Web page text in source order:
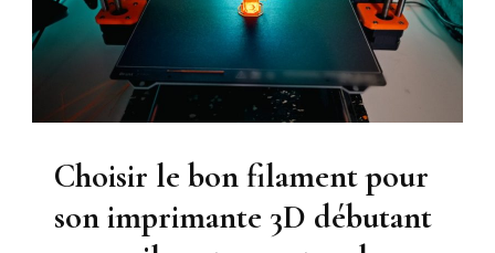
Choisir le bon filament pour
son imprimante 3D débutant